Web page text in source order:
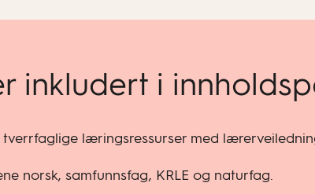
inkludert i
læringsressurser med
norsk, samfunnsfag, KRLE og naturfag.